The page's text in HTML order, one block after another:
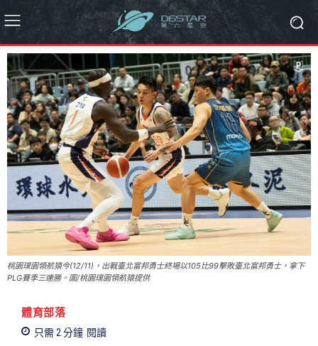
桃園璞園領航猿今(12/11)，出戰臺北富邦勇士終場以105比99擊敗臺北富邦勇士，拿下
PLG賽季三連勝。圖/桃園璞園領航猿提供
體育部落
只需 2分鐘 閱讀